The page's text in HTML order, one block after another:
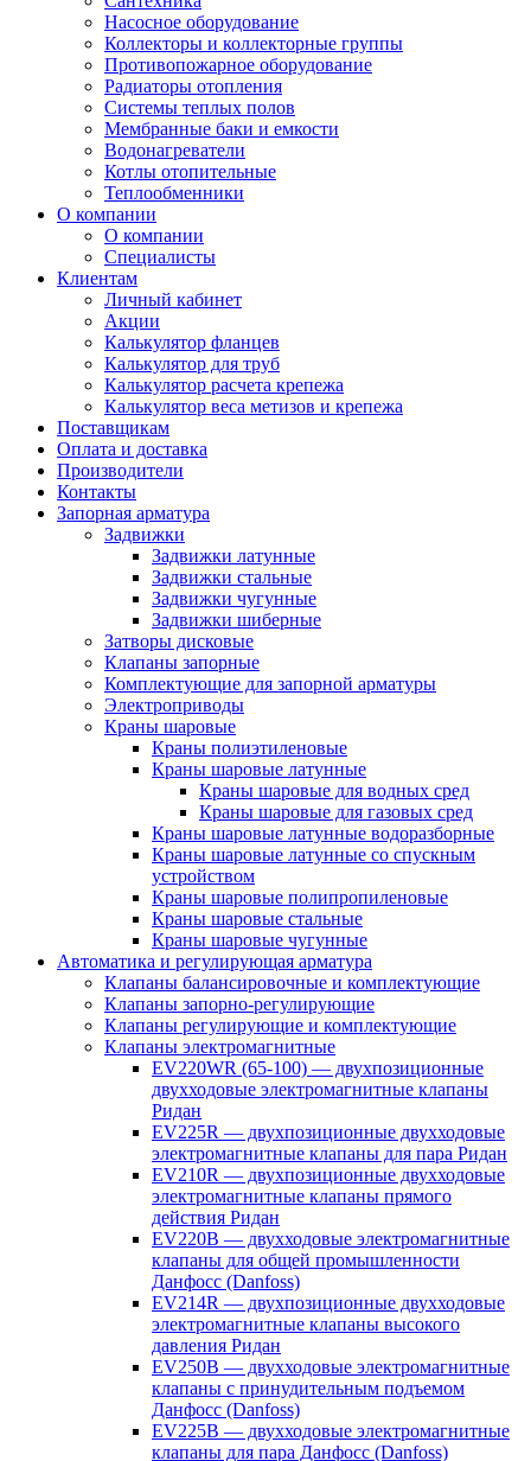
Насосное оборудование
Коллекторы и коллекторные группы
Противопожарное оборудование
Радиаторы отопления
Системы теплых полов
Мембранные баки и емкости
Водонагреватели
Котлы отопительные
Теплообменники
О компании
О компании
Специалисты
Клиентам
Личный кабинет
Акции
Калькулятор фланцев
Калькулятор для труб
Калькулятор расчета крепежа
Калькулятор веса метизов и крепежа
Поставщикам
Оплата и доставка
Производители
Контакты
Запорная арматура
Задвижки
Задвижки латунные
Задвижки стальные
Задвижки чугунные
Задвижки шиберные
Затворы дисковые
Клапаны запорные
Комплектующие для запорной арматуры
Электроприводы
Краны шаровые
Краны полиэтиленовые
Краны шаровые латунные
Краны шаровые для водных сред
Краны шаровые для газовых сред
Краны шаровые латунные водоразборные
Краны шаровые латунные со спускным
устройством
Краны шаровые полипропиленовые
Краны шаровые стальные
Краны шаровые чугунные
Автоматика и регулирующая арматура
Клапаны балансировочные и комплектующие
Клапаны запорно-регулирующие
Клапаны регулирующие и комплектующие
Клапаны электромагнитные
EV220WR (65-100) — двухпозиционные
двухходовые электромагнитные клапаны
Ридан
EV225R — двухпозиционные двухходовые
электромагнитные клапаны для пара Ридан
EV210R — двухпозиционные двухходовые
электромагнитные клапаны прямого
действия Ридан
EV220B — двухходовые электромагнитные
клапаны для общей промышленности
Данфосс (Danfoss)
EV214R — двухпозиционные двухходовые
электромагнитные клапаны высокого
давления Ридан
EV250B — двухходовые электромагнитные
клапаны с принудительным подъемом
Данфосс (Danfoss)
EV225B — двухходовые электромагнитные
клапаны для пара Данфосс (Danfoss)